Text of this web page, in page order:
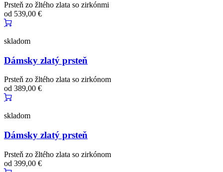
Prsteň zo žltého zlata so zirkónmi
od 539,00 €
skladom
Dámsky zlatý prsteň
Prsteň zo žltého zlata so zirkónom
od 389,00 €
skladom
Dámsky zlatý prsteň
Prsteň zo žltého zlata so zirkónom
od 399,00 €